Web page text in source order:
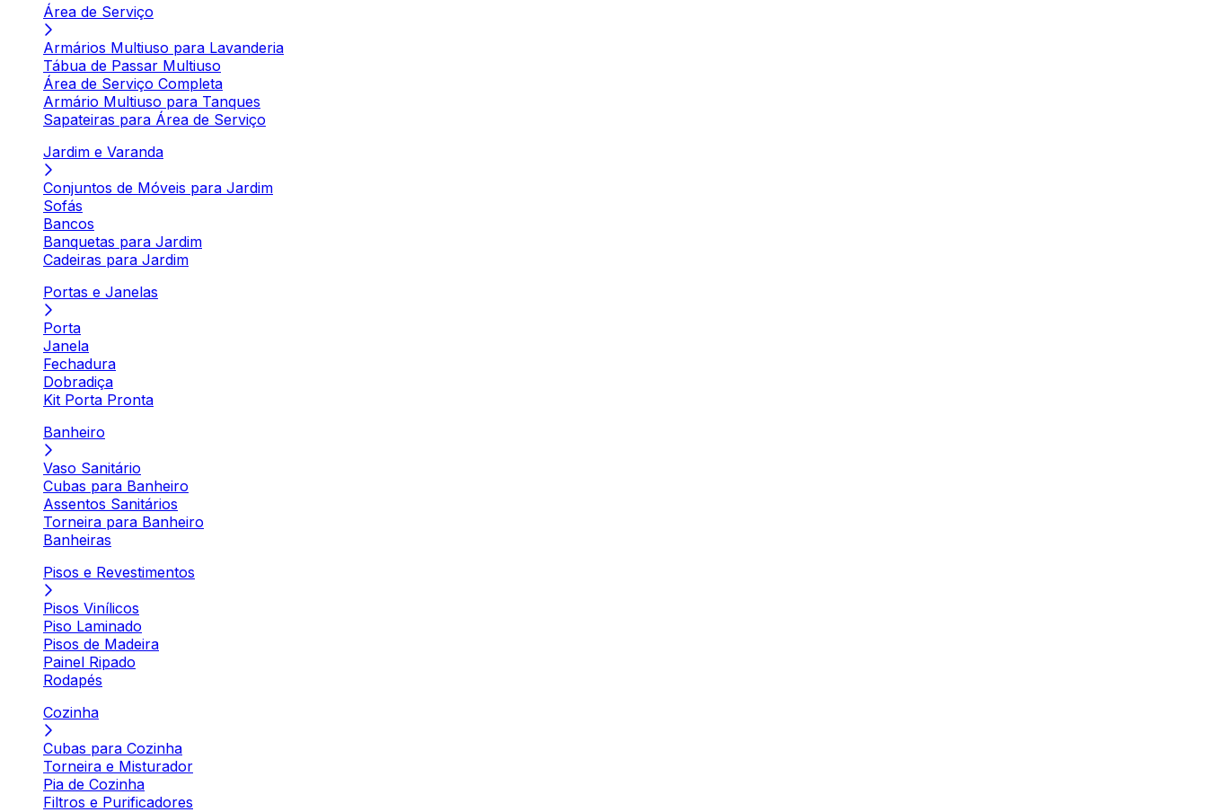
Área de Serviço
Armários Multiuso para Lavanderia
Tábua de Passar Multiuso
Área de Serviço Completa
Armário Multiuso para Tanques
Sapateiras para Área de Serviço
Jardim e Varanda
Conjuntos de Móveis para Jardim
Sofás
Bancos
Banquetas para Jardim
Cadeiras para Jardim
Portas e Janelas
Porta
Janela
Fechadura
Dobradiça
Kit Porta Pronta
Banheiro
Vaso Sanitário
Cubas para Banheiro
Assentos Sanitários
Torneira para Banheiro
Banheiras
Pisos e Revestimentos
Pisos Vinílicos
Piso Laminado
Pisos de Madeira
Painel Ripado
Rodapés
Cozinha
Cubas para Cozinha
Torneira e Misturador
Pia de Cozinha
Filtros e Purificadores